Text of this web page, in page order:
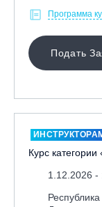
МЕСТО
Байкальск,
Вологодская
Грузия, ГК
Дистанционно
Ижевск, КАО
Программа
Подать
Курс
1.12.2026 -